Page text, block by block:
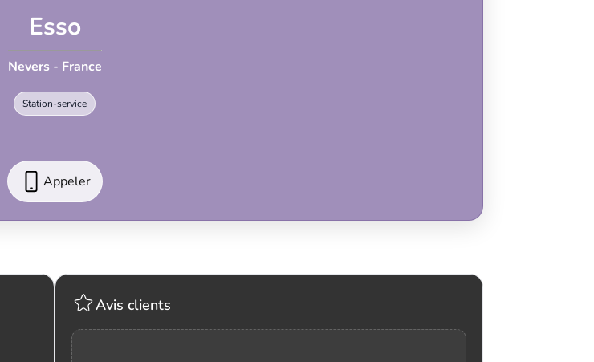
Esso
Nevers - France
Station-service
Appeler
Avis clients